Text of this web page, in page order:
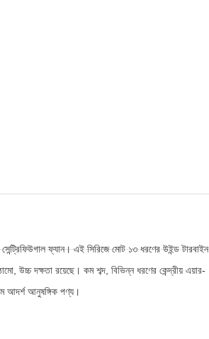
ফ্যান। এই সিরিজে মোট ১৩ ধরণের উইন্ড টারবাইন
উচ্চ দক্ষতা রয়েছে। কম শব্দ, বিভিন্ন ধরণের কেন্দ্রীয় এয়ার-
আদর্শ আনুষঙ্গিক পণ্য।